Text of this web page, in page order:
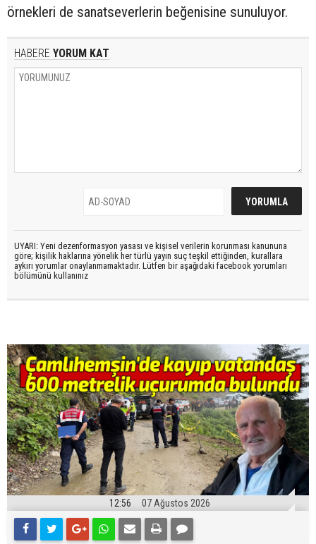
örnekleri de sanatseverlerin beğenisine sunuluyor.
HABERE YORUM KAT
UYARI: Yeni dezenformasyon yasası ve kişisel verilerin korunması kanununa
göre; kişilik haklarına yönelik her türlü yayın suç teşkil ettiğinden, kurallara
aykırı yorumlar onaylanmamaktadır. Lütfen bir aşağıdaki facebook yorumları
bölümünü kullanınız
12:56 07 Ağustos 2026